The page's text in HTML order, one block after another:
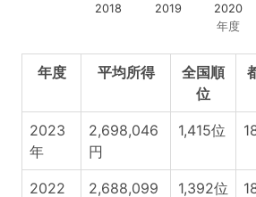
年度
2018 2019 2020
年度 平均所得
全国順
位
2023
年
2,698,046
円
1,415位
2022 2,688,099 1,392位